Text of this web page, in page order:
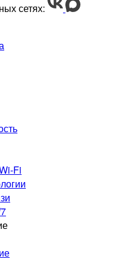
сетях:
Fi